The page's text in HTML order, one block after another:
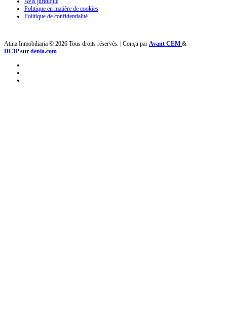
Politique en matière de cookies
Politique de confidentialité
Atina Inmobiliaria © 2026 Tous droits réservés. | Conçu par Avant CEM &
DCIPsur denia.com